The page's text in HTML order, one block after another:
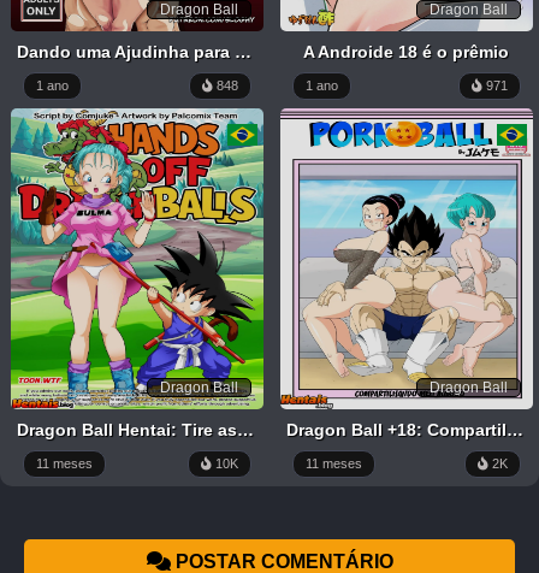
Dragon Ball
Dando uma Ajudinha para o Sogro
1 ano 848
Dragon Ball
A Androide 18 é o prêmio
1 ano 971
Dragon Ball
Dragon Ball Hentai: Tire as Mãos das Esferas do Dragão
11 meses 10K
Dragon Ball
Dragon Ball +18: Compartilhando Meu Marido
11 meses 2K
POSTAR COMENTÁRIO